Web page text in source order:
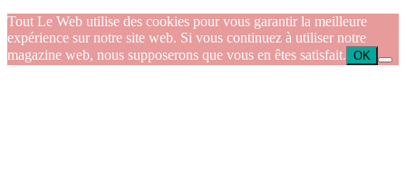
Tout Le Web utilise des cookies pour vous garantir la meilleure
expérience sur notre site web. Si vous continuez à utiliser notre
magazine web, nous supposerons que vous en êtes satisfait. OK